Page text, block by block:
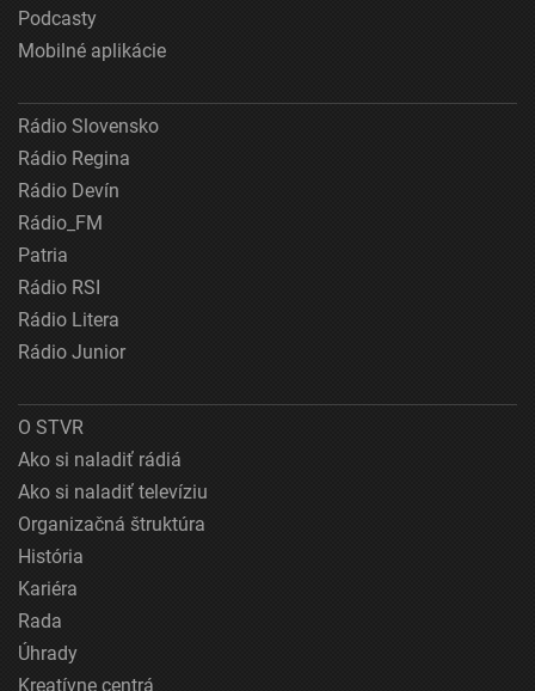
Podcasty
Mobilné aplikácie
Rádio Slovensko
Rádio Regina
Rádio Devín
Rádio_FM
Patria
Rádio RSI
Rádio Litera
Rádio Junior
O STVR
Ako si naladiť rádiá
Ako si naladiť televíziu
Organizačná štruktúra
História
Kariéra
Rada
Úhrady
Kreatívne centrá